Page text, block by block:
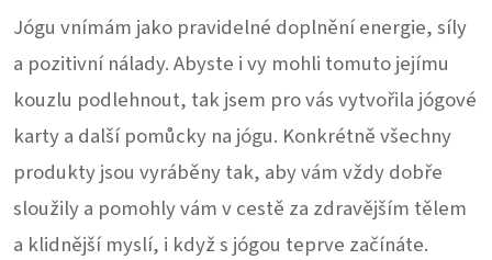
Jógu vnímám jako pravidelné doplnění energie, síly
a pozitivní nálady. Abyste i vy mohli tomuto jejímu
kouzlu podlehnout, tak jsem pro vás vytvořila jógové
karty a další pomůcky na jógu. Konkrétně všechny
produkty jsou vyráběny tak, aby vám vždy dobře
sloužily a pomohly vám v cestě za zdravějším tělem
a klidnější myslí, i když s jógou teprve začínáte.